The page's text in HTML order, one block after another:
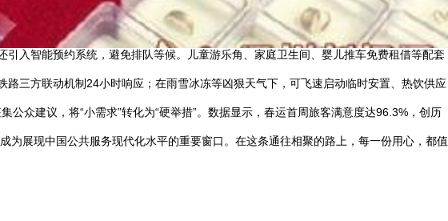
入智能预约系统，避免排队等候。儿童游乐角、家庭卫生间、婴儿推车免费租借等配套
三方联动机制24小时响应；在雨雪冰冻等凶狠天气下，可飞速启动临时安置、热饮供应
众建议，将“小需求”转化为“硬举措”。数据显示，春运首周旅客满意度达96.3%，创历
展现中国公共服务现代化水平的重要窗口。在这条通往相聚的路上，每一份用心，都值